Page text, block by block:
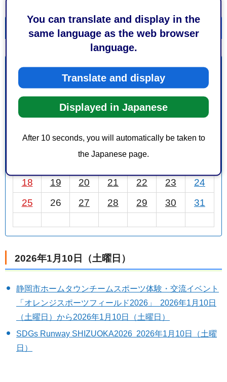
You can translate and display in the
same language as the web browser
language.
Translate and display
Displayed in Japanese
After 10 seconds, you will automatically be taken to
the Japanese page.
一覧を表示 カレンダーを表示
前月 2026年 1月 次月
月 火 水 木 金
4
5 6 7 8 9
10
18
19 20 21 22 23
24
25
26 27 28 29 30 31
2026年1月10日（土曜日）
静岡市ホームタウンチームスポーツ体験・交流イベント
「オレンジスポーツフィールド2026」 2026年1月10日
（土曜日）から2026年1月10日（土曜日）
SDGs Runway SHIZUOKA2026 2026年1月10日（土曜
日）